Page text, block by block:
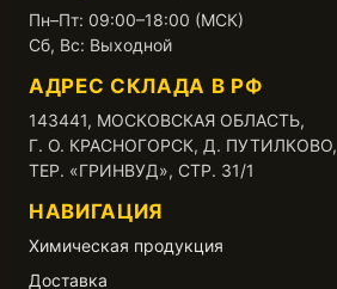
Пн–Пт: 09:00–18:00 (МСК)
Сб, Вс: Выходной
АДРЕС СКЛАДА В РФ
143441, МОСКОВСКАЯ ОБЛАСТЬ,
Г. О. КРАСНОГОРСК, Д. ПУТИЛКОВО,
ТЕР. «ГРИНВУД», СТР. 31/1
НАВИГАЦИЯ
Химическая продукция
Доставка